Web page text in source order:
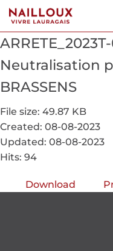
Neutralisation
BRASSENS
File size: 49.87 KB
Created: 08-08-2023
Updated: 08-08-2023
Hits: 94
Download